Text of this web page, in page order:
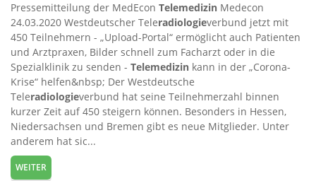
Pressemitteilung der MedEcon Telemedizin Medecon
24.03.2020 Westdeutscher Teleradiologieverbund jetzt mit
450 Teilnehmern - „Upload-Portal“ ermöglicht auch Patienten
und Arztpraxen, Bilder schnell zum Facharzt oder in die
Spezialklinik zu senden - Telemedizin kann in der „Corona-
Krise“ helfen&nbsp; Der Westdeutsche
Teleradiologieverbund hat seine Teilnehmerzahl binnen
kurzer Zeit auf 450 steigern können. Besonders in Hessen,
Niedersachsen und Bremen gibt es neue Mitglieder. Unter
anderem hat sic...
WEITER